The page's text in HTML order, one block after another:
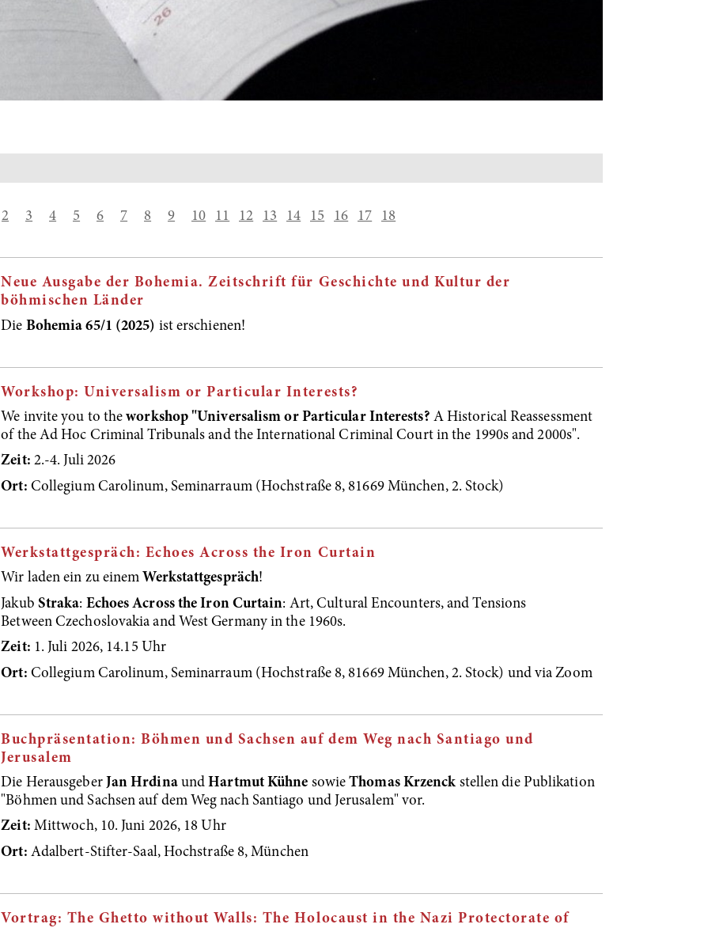
2 3 4 5 6 7 8 9 10 11 12 13 14 15 16 17 18
Neue Ausgabe der Bohemia. Zeitschrift für Geschichte und Kultur der
böhmischen Länder
Die Bohemia 65/1 (2025) ist erschienen!
Workshop: Universalism or Particular Interests?
We invite you to the workshop "Universalism or Particular Interests? A Historical Reassessment
of the Ad Hoc Criminal Tribunals and the International Criminal Court in the 1990s and 2000s".
Zeit: 2.-4. Juli 2026
Ort: Collegium Carolinum, Seminarraum (Hochstraße 8, 81669 München, 2. Stock)
Werkstattgespräch: Echoes Across the Iron Curtain
Wir laden ein zu einem Werkstattgespräch!
Jakub Straka: Echoes Across the Iron Curtain: Art, Cultural Encounters, and Tensions
Between Czechoslovakia and West Germany in the 1960s.
Zeit: 1. Juli 2026, 14.15 Uhr
Ort: Collegium Carolinum, Seminarraum (Hochstraße 8, 81669 München, 2. Stock) und via Zoom
Buchpräsentation: Böhmen und Sachsen auf dem Weg nach Santiago und
Jerusalem
Die Herausgeber Jan HrdinaundHartmut Kühne sowieThomas Krzenck stellen die Publikation
"Böhmen und Sachsen auf dem Weg nach Santiago und Jerusalem" vor.
Zeit: Mittwoch, 10. Juni 2026, 18 Uhr
Ort: Adalbert-Stifter-Saal, Hochstraße 8, München
Vortrag: The Ghetto without Walls: The Holocaust in the Nazi Protectorate of